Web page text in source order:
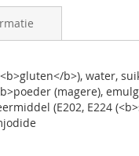
b>), water,
(magere),
(E202, E224